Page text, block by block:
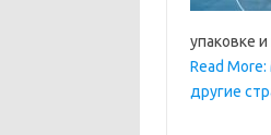
упаковке
Read
другие